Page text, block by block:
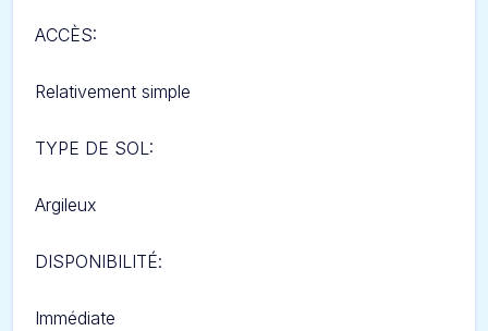
ACCÈS:
Relativement simple
TYPE DE SOL:
Argileux
DISPONIBILITÉ:
Immédiate